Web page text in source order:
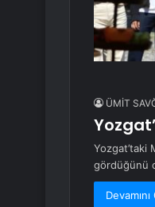
ÜMİT
Yozgat’taki
gördüğünü